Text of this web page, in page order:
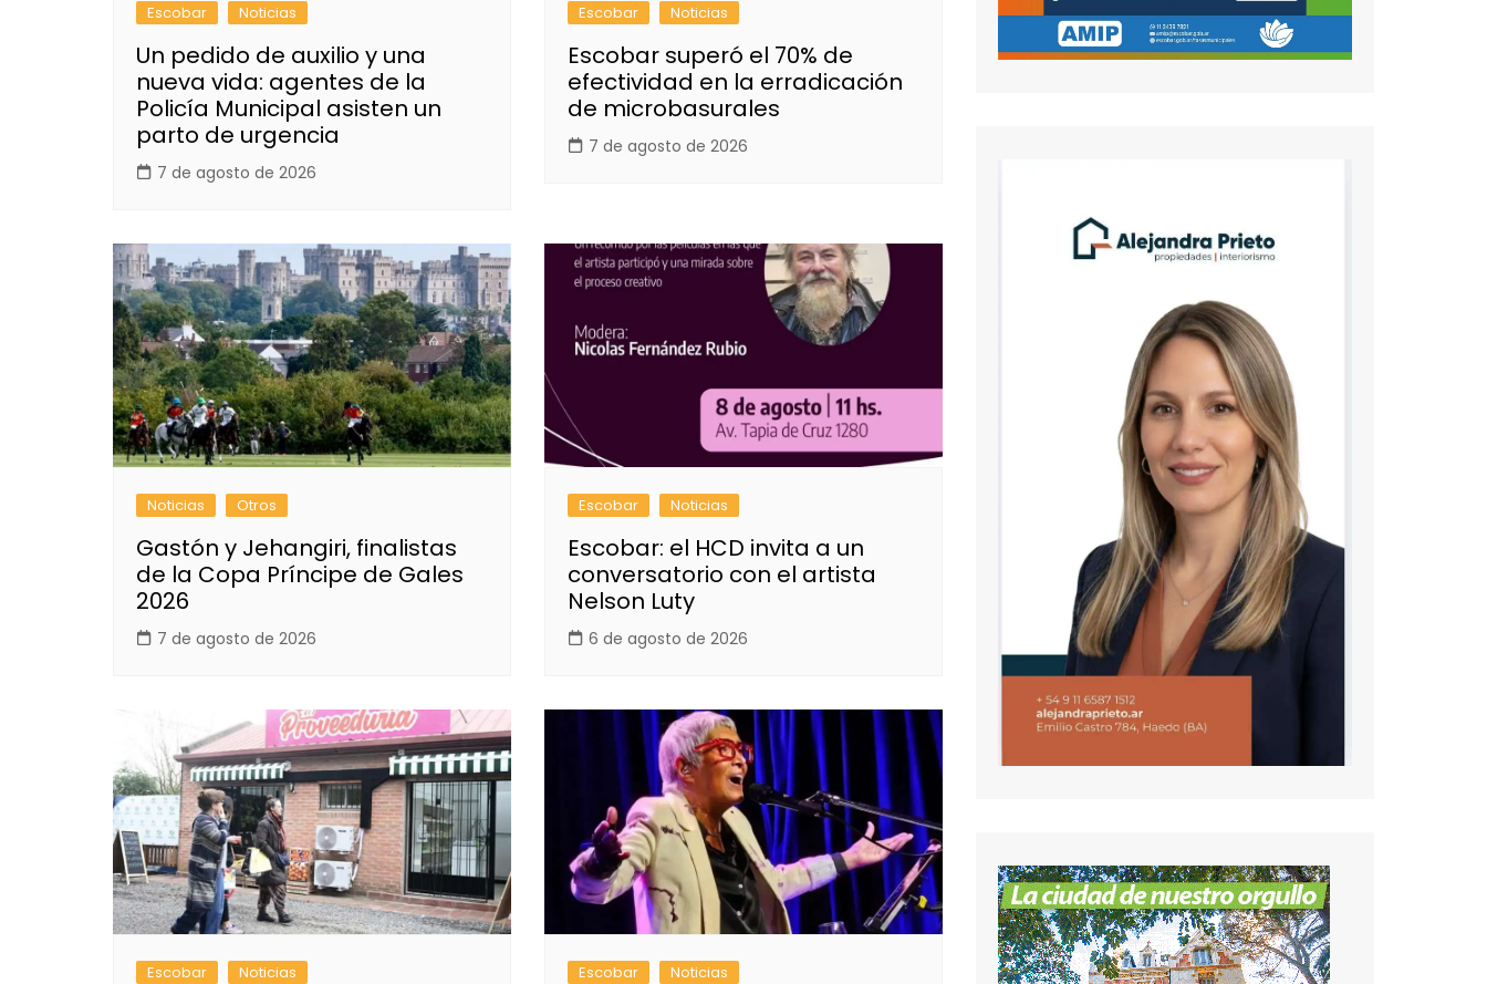
Escobar Noticias
Un pedido de auxilio y una
nueva vida: agentes de la
Policía Municipal asisten un
parto de urgencia
7 de agosto de 2026
Escobar Noticias
Escobar superó el 70% de
efectividad en la erradicación
de microbasurales
7 de agosto de 2026
Noticias Otros
Gastón y Jehangiri, finalistas
de la Copa Príncipe de Gales
2026
7 de agosto de 2026
Escobar Noticias
Escobar: el HCD invita a un
conversatorio con el artista
Nelson Luty
6 de agosto de 2026
Escobar Noticias Escobar Noticias